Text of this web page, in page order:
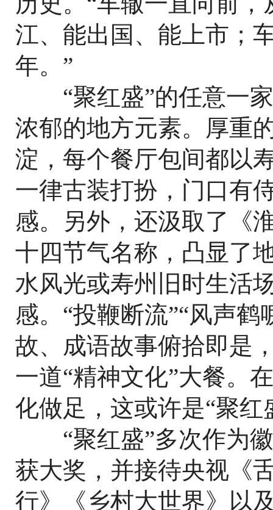
江、能出国、能上市；
年。”
“聚红盛”的任意一家
浓郁的地方元素。厚重
淀，每个餐厅包间都以
一律古装打扮，门口有
感。另外，还汲取了《
十四节气名称，凸显了
水风光或寿州旧时生活
感。“投鞭断流”“风声
故、成语故事俯拾即是
一道“精神文化”大餐。
化做足，这或许是“聚
“聚红盛”多次作为徽
获大奖，并接待央视《
行》《乡村大世界》以